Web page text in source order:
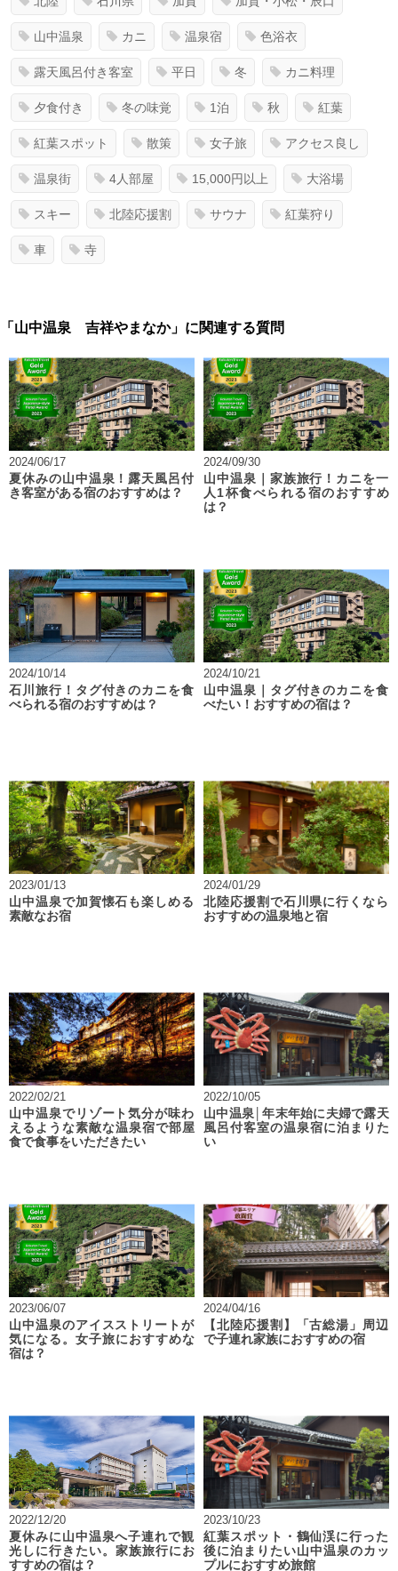
山中温泉 カニ 温泉宿 色浴衣
露天風呂付き客室 平日 冬 カニ料理
夕食付き 冬の味覚 1泊 秋 紅葉
紅葉スポット 散策 女子旅 アクセス良し
温泉街 4人部屋 15,000円以上 大浴場
スキー 北陸応援割 サウナ 紅葉狩り
車 寺
「山中温泉 吉祥やまなか」に関連する質問
2024/06/17
夏休みの山中温泉！露天風呂付
き客室がある宿のおすすめは？
2024/09/30
山中温泉｜家族旅行！カニを一
人1杯食べられる宿のおすすめ
は？
2024/10/14
石川旅行！タグ付きのカニを食
べられる宿のおすすめは？
2024/10/21
山中温泉｜タグ付きのカニを食
べたい！おすすめの宿は？
2023/01/13
山中温泉で加賀懐石も楽しめる
素敵なお宿
2024/01/29
北陸応援割で石川県に行くなら
おすすめの温泉地と宿
2022/02/21
山中温泉でリゾート気分が味わ
えるような素敵な温泉宿で部屋
食で食事をいただきたい
2022/10/05
山中温泉│年末年始に夫婦で露天
風呂付客室の温泉宿に泊まりた
い
2023/06/07
山中温泉のアイスストリートが
気になる。女子旅におすすめな
宿は？
2024/04/16
【北陸応援割】「古総湯」周辺
で子連れ家族におすすめの宿
2022/12/20
夏休みに山中温泉へ子連れで観
光しに行きたい。家族旅行にお
すすめの宿は？
2023/10/23
紅葉スポット・鶴仙渓に行った
後に泊まりたい山中温泉のカッ
プルにおすすめ旅館